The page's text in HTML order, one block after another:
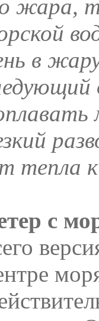
жара,
в
тепла к
с